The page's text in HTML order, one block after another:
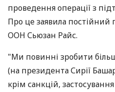
проведення операції з
Про це заявила
ООН Сьюзан Райс.
"Ми повинні зробити
(на президента Сирії
крім санкцій,